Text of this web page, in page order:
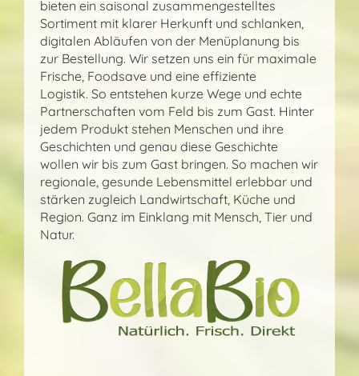
bieten ein saisonal zusammengestelltes
Sortiment mit klarer Herkunft und schlanken,
digitalen Abläufen von der Menüplanung bis
zur Bestellung. Wir setzen uns ein für maximale
Frische, Foodsave und eine effiziente
Logistik. So entstehen kurze Wege und echte
Partnerschaften vom Feld bis zum Gast. Hinter
jedem Produkt stehen Menschen und ihre
Geschichten und genau diese Geschichte
wollen wir bis zum Gast bringen. So machen wir
regionale, gesunde Lebensmittel erlebbar und
stärken zugleich Landwirtschaft, Küche und
Region. Ganz im Einklang mit Mensch, Tier und
Natur.